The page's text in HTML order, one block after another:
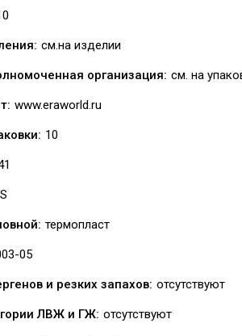
см.на изделии
организация: см. на
www.eraworld.ru
10
термопласт
05
и резких запахов: отсутствуют
ЛВЖ и ГЖ: отсутствуют